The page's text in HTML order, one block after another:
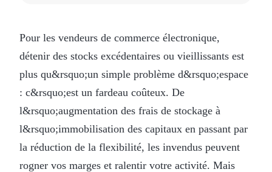
Pour les vendeurs de commerce électronique,
détenir des stocks excédentaires ou vieillissants est
plus qu&rsquo;un simple problème d&rsquo;espace
: c&rsquo;est un fardeau coûteux. De
l&rsquo;augmentation des frais de stockage à
l&rsquo;immobilisation des capitaux en passant par
la réduction de la flexibilité, les invendus peuvent
rogner vos marges et ralentir votre activité. Mais